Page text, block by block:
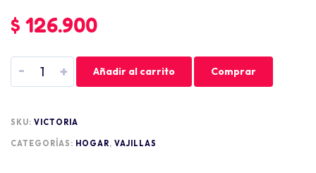
$ 126.900
- + Añadir al carrito Comprar
SKU: VICTORIA
CATEGORÍAS: HOGAR, VAJILLAS